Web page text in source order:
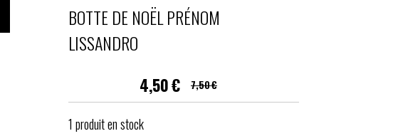
BOTTE DE NOËL PRÉNOM
LISSANDRO
4,50€ 7,50€
1 produit en stock